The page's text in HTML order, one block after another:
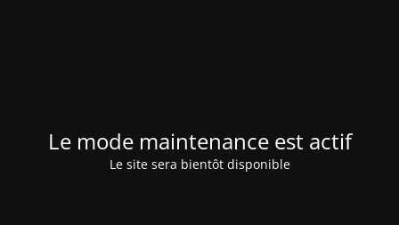
Le mode maintenance est actif
Le site sera bientôt disponible